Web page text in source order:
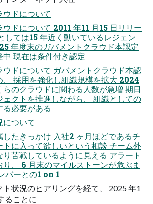
ウドについて
ウドについて 2011 年11 月15 日リリー
しては15 年近く動いているレジェン
年度末のガバメントクラウド本認定
中 現在は条件付き認定
ウドについて ガバメントクラウド本認
、 採用を強化し組織規模を拡大 2024
らのクラウドに関わる人数が急増 期日
ェクトを推進しながら、 組織としての
る必要がある
について
したきっかけ 入社2 ヶ月ほどであるチ
トに入って欲しいという相談 チーム外
り苦戦しているように見える アラート
り、 6 月末のマイルストーンが危ぶま
バーとの1 on 1
ト状況のヒアリングを経て、 2025 年1
ることに